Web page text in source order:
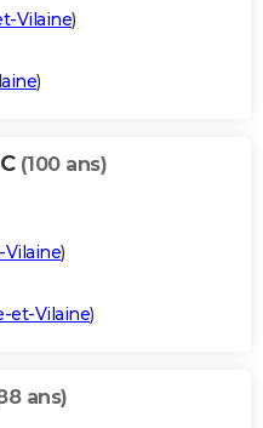
Vilaine)
)
(100 ans)
)
et-Vilaine)
ans)